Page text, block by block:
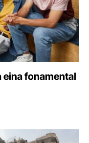
eina fonamental